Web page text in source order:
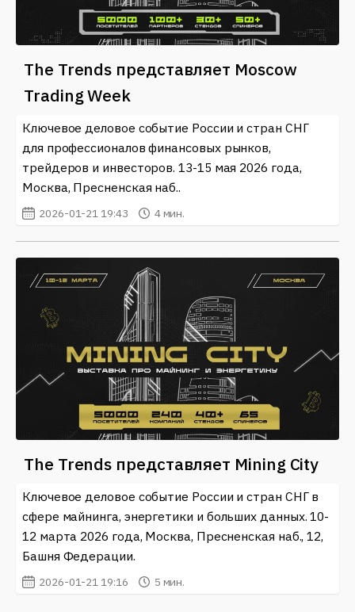
The Trends представляет Moscow
Trading Week
Ключевое деловое событие России и стран СНГ
для профессионалов финансовых рынков,
трейдеров и инвесторов. 13-15 мая 2026 года,
Москва, Пресненская наб..
2026-01-21 19:43 4 мин.
The Trends представляет Mining City
Ключевое деловое событие России и стран СНГ в
сфере майнинга, энергетики и больших данных. 10-
12 марта 2026 года, Москва, Пресненская наб., 12,
Башня Федерации.
2026-01-21 19:16 5 мин.